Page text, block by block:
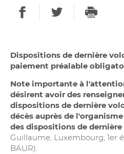
PARTAGER SUR
PARTAGER
Dispositions de dernière
paiement préalable
Note importante à
désirent avoir des
dispositions de dernière
décès auprès de
des dispositions de
Guillaume, Luxembourg, 1er
BAUR):